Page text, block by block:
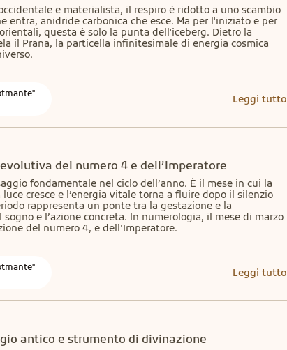
e materialista, il respiro è ridotto a uno scambio
entra, anidride carbonica che esce. Ma per l'iniziato e per
questa è solo la punta dell'iceberg. Dietro la
il Prana, la particella infinitesimale di energia cosmica
Leggi tutto
del numero 4 e dell’Imperatore
fondamentale nel ciclo dell’anno. È il mese in cui la
cresce e l’energia vitale torna a fluire dopo il silenzio
rappresenta un ponte tra la gestazione e la
e l’azione concreta. In numerologia, il mese di marzo
del numero 4, e dell’Imperatore.
Leggi tutto
antico e strumento di divinazione